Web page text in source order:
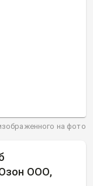
ООО,
на фото